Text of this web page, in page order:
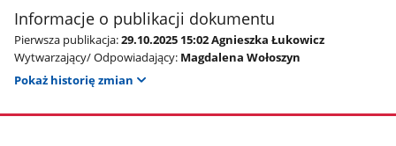
Informacje o publikacji dokumentu
Pierwsza publikacja:29.10.2025 15:02 Agnieszka Łukowicz
Wytwarzający/ Odpowiadający: Magdalena Wołoszyn
Pokaż historię zmian